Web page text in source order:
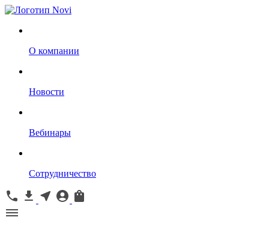
О компании
Новости
Вебинары
Сотрудничество